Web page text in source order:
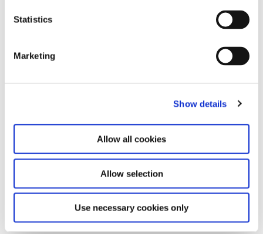
Statistics
Marketing
Show details
Allow all cookies
Allow selection
Use necessary cookies only
arbejdsmiljø, vi taler om, og ingen virksomheder skal
kunne gå helt under radaren – heller ikke selvom de har en
Eftersynet af smileyordningen blev igangsat i 2016, efter
havde udfordringer med arbejdsmiljøet. Formålet med
fungerer efter hensigten – herunder om der reelt er en
sammenhæng mellem den grønne smileyordning og et
godt arbejdsmiljø, og om der er behov for at ændre
Resultatet har vist, at ordningen grundlæggende fungerer
og giver en overordnet indikation på, om virksomheden har
et godt arbejdsmiljø. Eftersynet peger dog også på, at der